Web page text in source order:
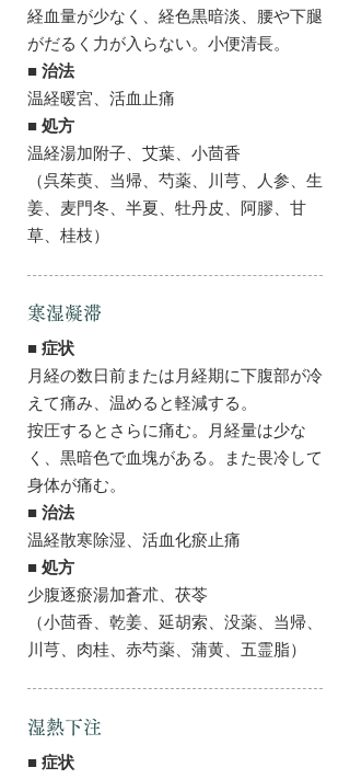
経血量が少なく、経色黒暗淡、腰や下腿
がだるく力が入らない。小便清長。
■ 治法
温経暖宮、活血止痛
■ 処方
温経湯加附子、艾葉、小茴香
（呉茱萸、当帰、芍薬、川芎、人参、生
姜、麦門冬、半夏、牡丹皮、阿膠、甘
草、桂枝）
寒湿凝滞
■ 症状
月経の数日前または月経期に下腹部が冷
えて痛み、温めると軽減する。
按圧するとさらに痛む。月経量は少な
く、黒暗色で血塊がある。また畏冷して
身体が痛む。
■ 治法
温経散寒除湿、活血化瘀止痛
■ 処方
少腹逐瘀湯加蒼朮、茯苓
（小茴香、乾姜、延胡索、没薬、当帰、
川芎、肉桂、赤芍薬、蒲黄、五霊脂）
湿熱下注
■ 症状